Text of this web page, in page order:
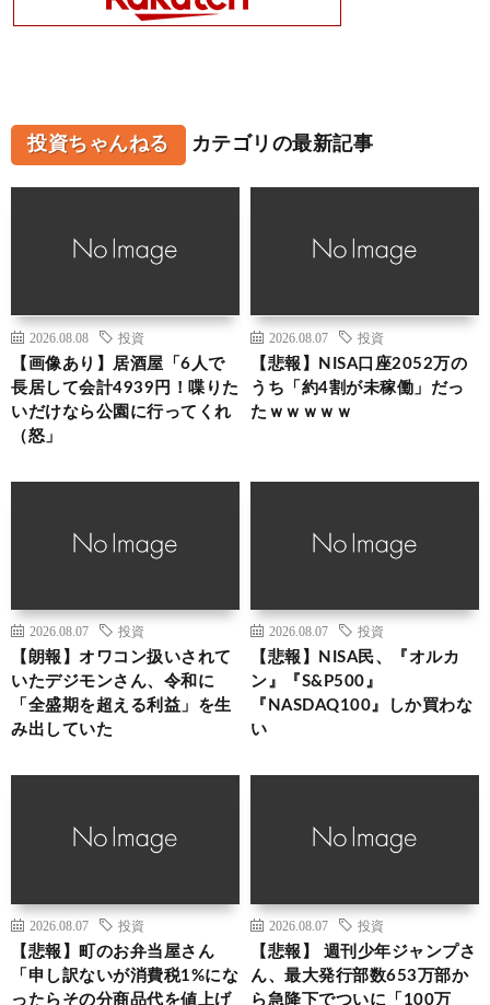
投資ちゃんねる カテゴリの最新記事
2026.08.08 投資
【画像あり】居酒屋「6人で
長居して会計4939円！喋りた
いだけなら公園に行ってくれ
（怒」
2026.08.07 投資
【悲報】NISA口座2052万の
うち「約4割が未稼働」だっ
たｗｗｗｗｗ
2026.08.07 投資
【朗報】オワコン扱いされて
いたデジモンさん、令和に
「全盛期を超える利益」を生
み出していた
2026.08.07 投資
【悲報】NISA民、『オルカ
ン』『S&P500』
『NASDAQ100』しか買わな
い
2026.08.07 投資
【悲報】町のお弁当屋さん
「申し訳ないが消費税1%にな
ったらその分商品代を値上げ
2026.08.07 投資
【悲報】 週刊少年ジャンプさ
ん、最大発行部数653万部か
ら急降下でついに「100万